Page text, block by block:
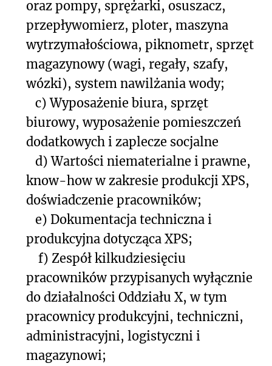
oraz pompy, sprężarki, osuszacz,
przepływomierz, ploter, maszyna
wytrzymałościowa, piknometr, sprzęt
magazynowy (wagi, regały, szafy,
wózki), system nawilżania wody;
c)Wyposażenie biura, sprzęt
biurowy, wyposażenie pomieszczeń
dodatkowych i zaplecze socjalne
d)Wartości niematerialne i prawne,
know-how w zakresie produkcji XPS,
doświadczenie pracowników;
e) Dokumentacja techniczna i
produkcyjna dotycząca XPS;
f) Zespół kilkudziesięciu
pracowników przypisanych wyłącznie
do działalności Oddziału X, w tym
pracownicy produkcyjni, techniczni,
administracyjni, logistyczni i
magazynowi;